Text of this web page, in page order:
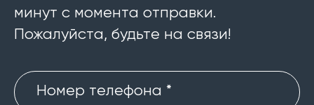
минут с момента отправки.
Пожалуйста, будьте на связи!
Номер телефона *